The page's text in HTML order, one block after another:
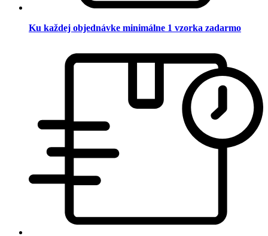
Ku každej objednávke minimálne 1 vzorka zadarmo